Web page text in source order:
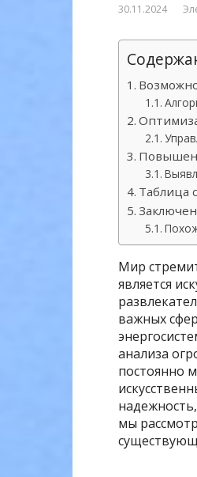
30.11.2024
Таблица
Мир
является
важных
анализа
постоянно
мы